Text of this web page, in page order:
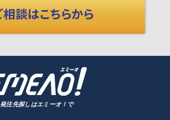
発注先探しはエミーオ！で